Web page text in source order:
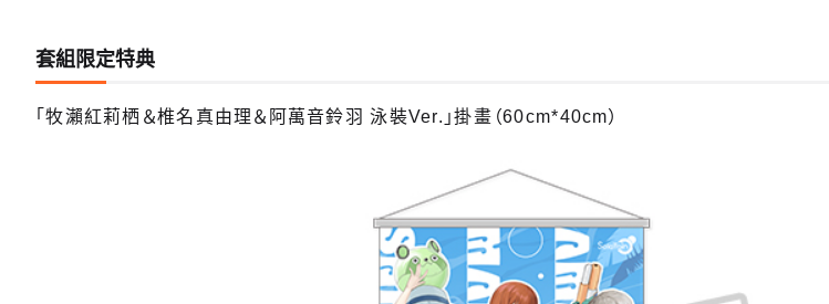
套組限定特典
「牧瀨紅莉栖＆椎名真由理＆阿萬音鈴羽 泳裝Ver.」掛畫（60cm*40cm）